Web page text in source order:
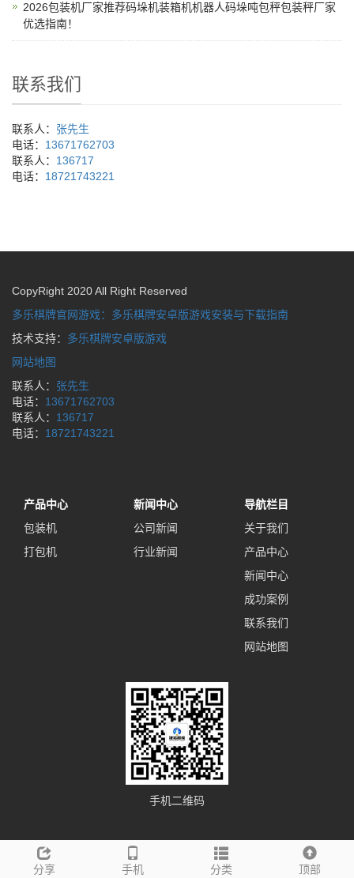
2026包装机厂家推荐码垛机装箱机机器人码垛吨包秤包装秤厂家
优选指南！
联系我们
联系人： 张先生
电话： 13671762703
联系人： 136717
电话： 18721743221
分享 手机 分类 顶部
CopyRight 2020 All Right Reserved
多乐棋牌官网游戏：多乐棋牌安卓版游戏安装与下载指南
技术支持： 多乐棋牌安卓版游戏
网站地图
联系人： 张先生
电话： 13671762703
联系人： 136717
电话： 18721743221
产品中心
包装机
打包机
新闻中心
公司新闻
行业新闻
导航栏目
关于我们
产品中心
新闻中心
成功案例
联系我们
网站地图
手机二维码